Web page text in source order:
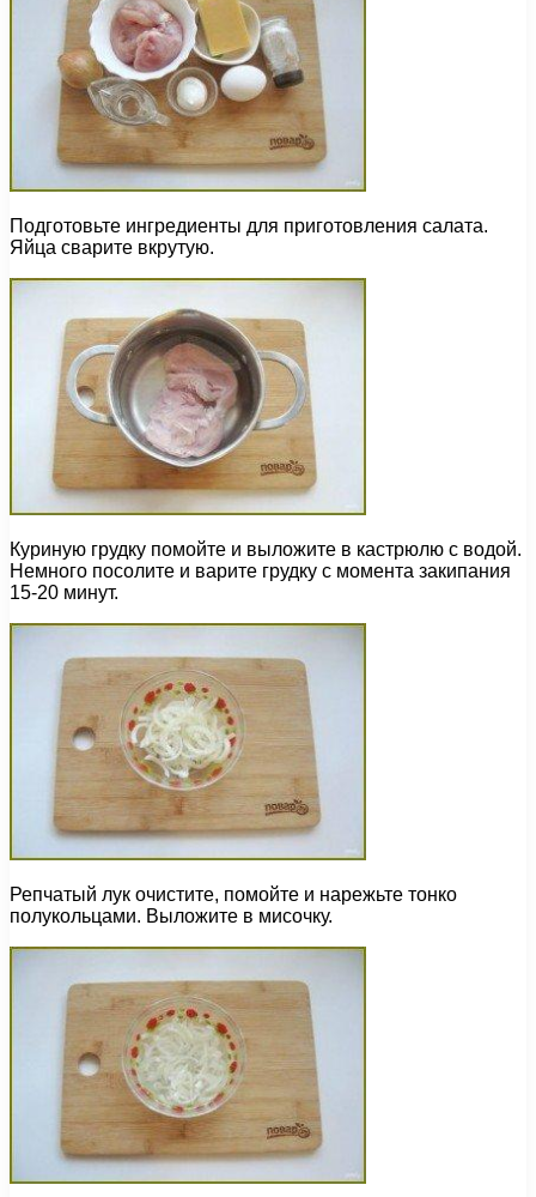
Подготовьте ингредиенты для приготовления салата.
Яйца сварите вкрутую.
Куриную грудку помойте и выложите в кастрюлю с водой.
Немного посолите и варите грудку с момента закипания
15-20 минут.
Репчатый лук очистите, помойте и нарежьте тонко
полукольцами. Выложите в мисочку.